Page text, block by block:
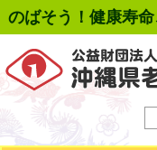
のばそう！健康寿